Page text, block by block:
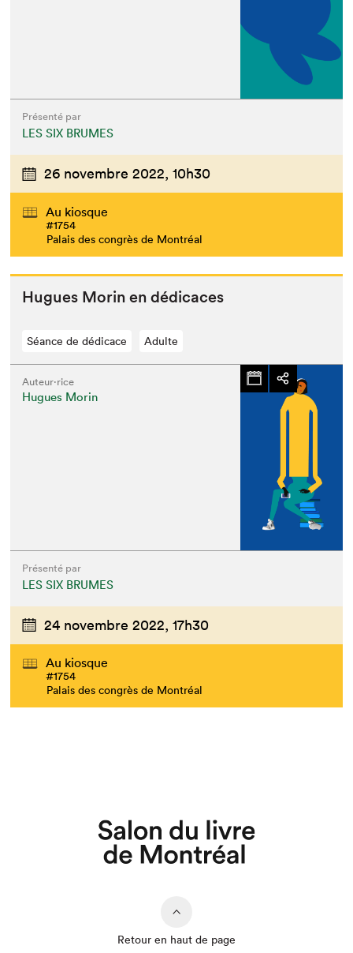
Que cherchez-vous?
Présenté par
LES SIX BRUMES
26 novembre 2022, 10h30
Au kiosque
#1754
Palais des congrès de Montréal
Hugues Morin en dédicaces
Séance de dédicace Adulte
Auteur·rice
Hugues Morin
Présenté par
LES SIX BRUMES
24 novembre 2022, 17h30
Au kiosque
#1754
Palais des congrès de Montréal
Retour en haut de page